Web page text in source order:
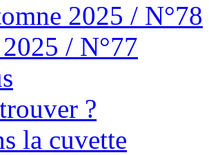
2025 / N°78
/ N°77
?
la cuvette